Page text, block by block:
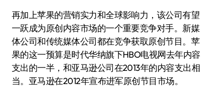
再加上苹果的营销实力和全球影响力，该公司有望
一跃成为原创内容市场的一个重要竞争对手。新媒
体公司和传统媒体公司都在竞争获取原创节目。苹
果的这一预算是时代华纳旗下HBO电视网去年内容
支出的一半，和亚马逊公司在2013年的内容支出相
当。亚马逊在2012年宣布进军原创节目市场。